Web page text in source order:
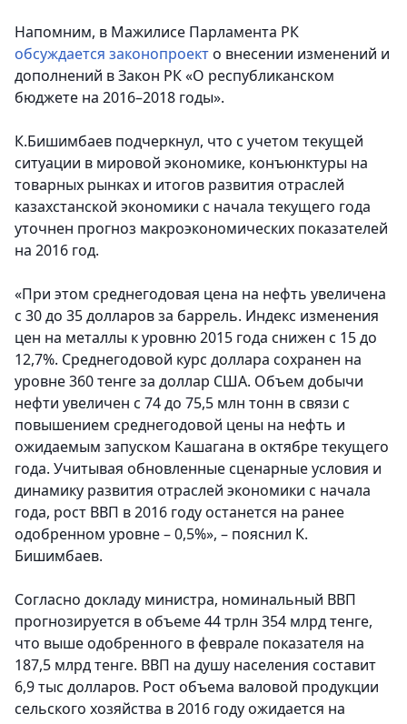
Напомним, в Мажилисе Парламента РК
обсуждается законопроекто внесении изменений и
дополнений в Закон РК «О республиканском
бюджете на 2016–2018 годы».
К.Бишимбаев подчеркнул, что с учетом текущей
ситуации в мировой экономике, конъюнктуры на
товарных рынках и итогов развития отраслей
казахстанской экономики с начала текущего года
уточнен прогноз макроэкономических показателей
на 2016 год.
«При этом среднегодовая цена на нефть увеличена
с 30 до 35 долларов за баррель. Индекс изменения
цен на металлы к уровню 2015 года снижен с 15 до
12,7%. Среднегодовой курс доллара сохранен на
уровне 360 тенге за доллар США. Объем добычи
нефти увеличен с 74 до 75,5 млн тонн в связи с
повышением среднегодовой цены на нефть и
ожидаемым запуском Кашагана в октябре текущего
года. Учитывая обновленные сценарные условия и
динамику развития отраслей экономики с начала
года, рост ВВП в 2016 году останется на ранее
одобренном уровне – 0,5%», – пояснил К.
Бишимбаев.
Согласно докладу министра, номинальный ВВП
прогнозируется в объеме 44 трлн 354 млрд тенге,
что выше одобренного в феврале показателя на
187,5 млрд тенге. ВВП на душу населения составит
6,9 тыс долларов. Рост объема валовой продукции
сельского хозяйства в 2016 году ожидается на